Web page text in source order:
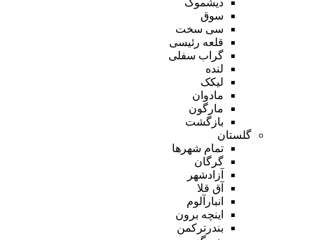
سوق
سی سخت
قلعه رئیسی
گراب سفلی
لنده
لیکک
مادوان
مارگون
بازگشت
گلستان
تمام شهر‌ها
گرگان
آزادشهر
آق قلا
انبارآلوم
اینچه برون
بندرترکمن